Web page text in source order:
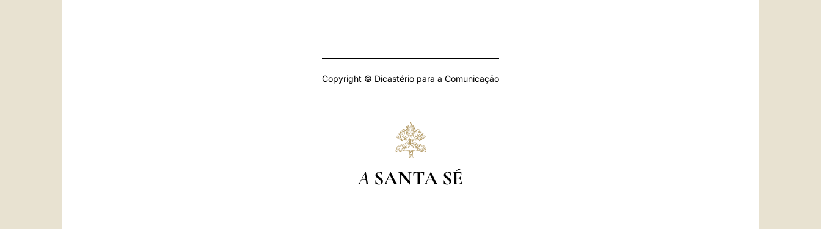
Copyright © Dicastério para a Comunicação
A SANTA SÉ